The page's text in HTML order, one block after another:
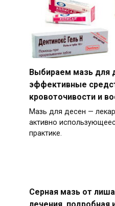
Выбираем мазь для
эффективные
кровоточивости и
Мазь для десен —
активно
практике.
Серная мазь от